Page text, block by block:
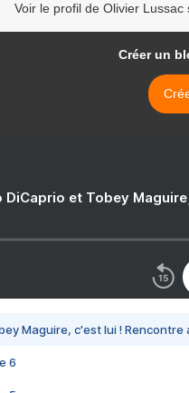
Voir le profil de Olivier
Créer un
DiCaprio et Tobey
Maguire, c'est lui ! Rencontre
6